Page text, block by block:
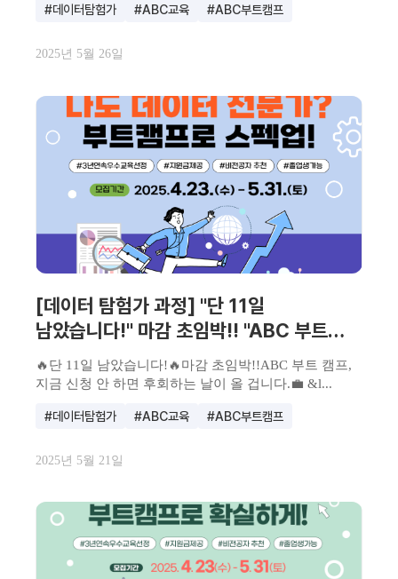
#데이터탐험가 #ABC교육 #ABC부트캠프
2025년 5월 26일
[데이터 탐험가 과정] "단 11일
남았습니다!" 마감 초임박!! "ABC 부트
캠프, 지금 신청 안 하면 후회하는 날이 올
겁니다."
🔥단 11일 남았습니다!🔥마감 초임박!!ABC 부트 캠프,
지금 신청 안 하면 후회하는 날이 올 겁니다.💼 &l...
#데이터탐험가 #ABC교육 #ABC부트캠프
2025년 5월 21일